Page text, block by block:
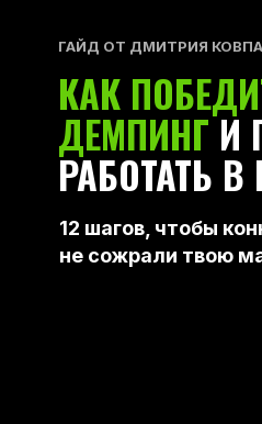
КАК
ДЕМПИНГИ
РАБОТАТЬ
ГАЙД ОТ ДМИТРИЯ
12 шагов, чтобы
не сожрали твою